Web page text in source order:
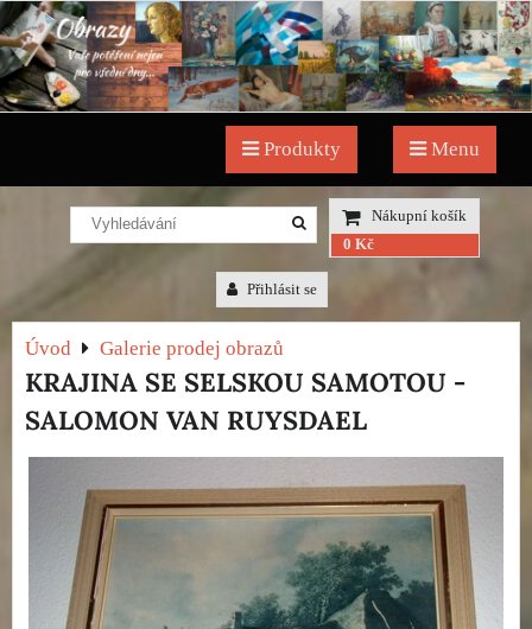
Produkty Menu
Nákupní košík
0 Kč
Přihlásit se
Úvod Galerie prodej obrazů
KRAJINA SE SELSKOU SAMOTOU -
SALOMON VAN RUYSDAEL